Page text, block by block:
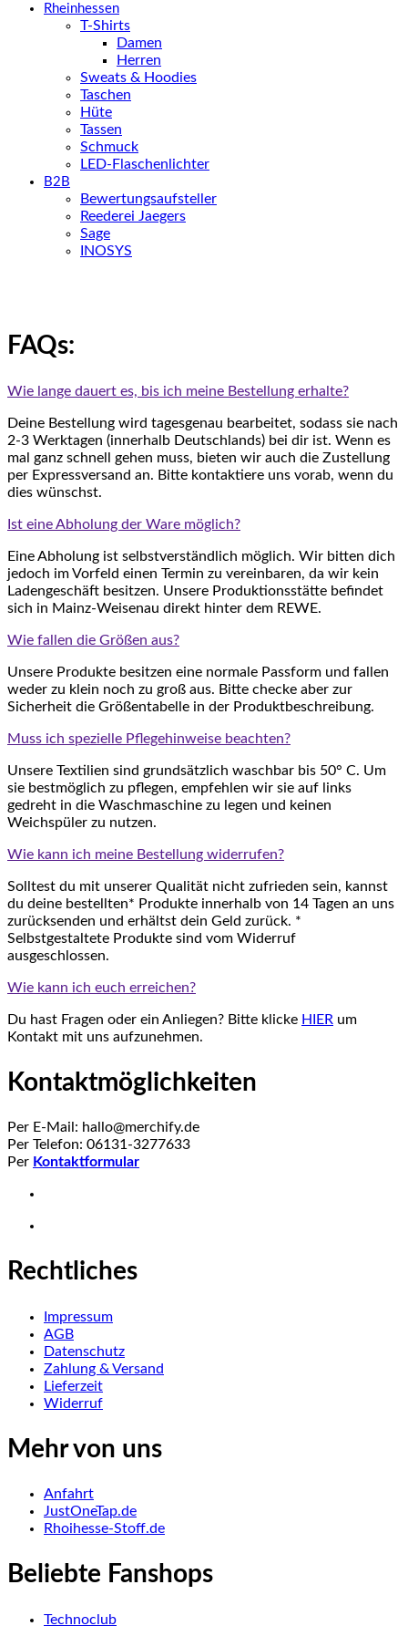
Rheinhessen
T-Shirts
Damen
Herren
Sweats & Hoodies
Taschen
Hüte
Tassen
Schmuck
LED-Flaschenlichter
B2B
Bewertungsaufsteller
Reederei Jaegers
Sage
INOSYS
FAQs:
Wie lange dauert es, bis ich meine Bestellung erhalte?
Deine Bestellung wird tagesgenau bearbeitet, sodass sie nach
2-3 Werktagen (innerhalb Deutschlands) bei dir ist. Wenn es
mal ganz schnell gehen muss, bieten wir auch die Zustellung
per Expressversand an. Bitte kontaktiere uns vorab, wenn du
dies wünschst.
Ist eine Abholung der Ware möglich?
Eine Abholung ist selbstverständlich möglich. Wir bitten dich
jedoch im Vorfeld einen Termin zu vereinbaren, da wir kein
Ladengeschäft besitzen. Unsere Produktionsstätte befindet
sich in Mainz-Weisenau direkt hinter dem REWE.
Wie fallen die Größen aus?
Unsere Produkte besitzen eine normale Passform und fallen
weder zu klein noch zu groß aus. Bitte checke aber zur
Sicherheit die Größentabelle in der Produktbeschreibung.
Muss ich spezielle Pflegehinweise beachten?
Unsere Textilien sind grundsätzlich waschbar bis 50° C. Um
sie bestmöglich zu pflegen, empfehlen wir sie auf links
gedreht in die Waschmaschine zu legen und keinen
Weichspüler zu nutzen.
Wie kann ich meine Bestellung widerrufen?
Solltest du mit unserer Qualität nicht zufrieden sein, kannst
du deine bestellten* Produkte innerhalb von 14 Tagen an uns
zurücksenden und erhältst dein Geld zurück. *
Selbstgestaltete Produkte sind vom Widerruf
ausgeschlossen.
Wie kann ich euch erreichen?
Du hast Fragen oder ein Anliegen? Bitte klicke HIER um
Kontakt mit uns aufzunehmen.
Kontaktmöglichkeiten
Per E-Mail: hallo@merchify.de
Per Telefon: 06131-3277633
Per Kontaktformular
Rechtliches
Impressum
AGB
Datenschutz
Zahlung & Versand
Lieferzeit
Widerruf
Mehr von uns
Anfahrt
JustOneTap.de
Rhoihesse-Stoff.de
Beliebte Fanshops
Technoclub